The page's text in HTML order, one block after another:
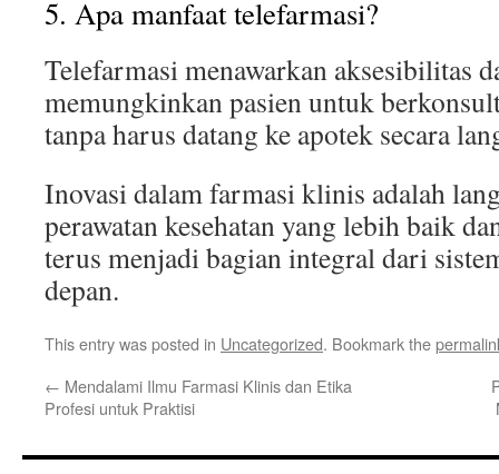
5. Apa manfaat telefarmasi?
Telefarmasi menawarkan aksesibilitas
memungkinkan pasien untuk
tanpa harus datang ke apotek secara
Inovasi dalam farmasi klinis adalah
perawatan kesehatan yang lebih baik
terus menjadi bagian integral dari
depan.
This entry was posted in Uncategorized. Bookmark the
← Mendalami Ilmu Farmasi Klinis dan Etika
Profesi untuk Praktisi